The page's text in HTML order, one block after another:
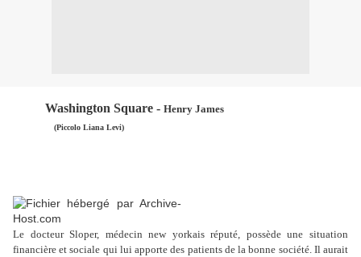
Washington Square - Henry James
(Piccolo Liana Levi)
Le docteur Sloper, médecin new yorkais réputé, possède une situation
financière et sociale qui lui apporte des patients de la bonne société. Il aurait